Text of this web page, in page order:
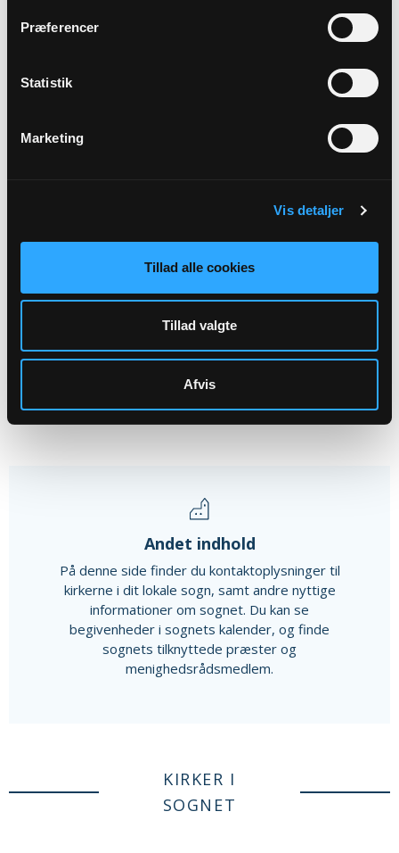
Præferencer
Statistik
Marketing
Vis detaljer
Tillad alle cookies
Tillad valgte
Afvis
Fredagscafé i Lendum Præstegård,...
Konfirmandstuen, Lendum Præstegård, kl. 09:30
AUG
Menighedsrådsmøde Lendum-Hørmested...
Andet indhold
På denne side finder du kontaktoplysninger til
kirkerne i dit lokale sogn, samt andre nyttige
informationer om sognet. Du kan se
begivenheder i sognets kalender, og finde
sognets tilknyttede præster og
menighedsrådsmedlem.
KIRKER I
SOGNET